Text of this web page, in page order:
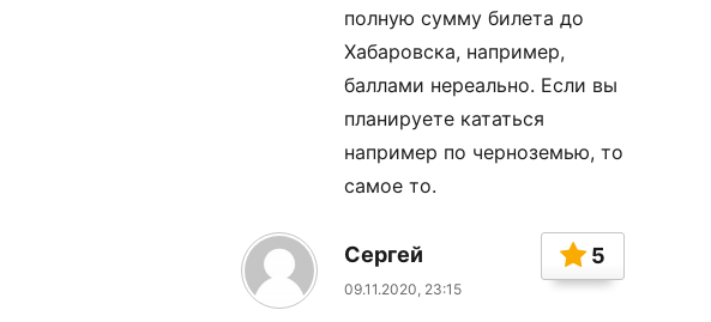
полную сумму билета до
Хабаровска, например,
баллами нереально. Если вы
планируете кататься
например по черноземью, то
самое то.
Сергей
09.11.2020, 23:15
5